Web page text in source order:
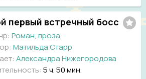
первый встречный босс
Роман, проза
Матильда Старр
Александра Нижегородова
5 ч. 50 мин.